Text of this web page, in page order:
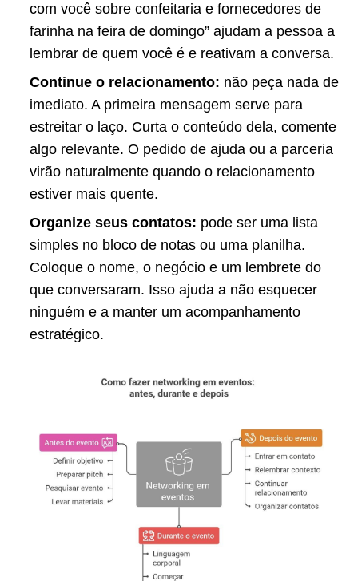
com você sobre confeitaria e fornecedores de
farinha na feira de domingo” ajudam a pessoa a
lembrar de quem você é e reativam a conversa.
Continue o relacionamento: não peça nada de
imediato. A primeira mensagem serve para
estreitar o laço. Curta o conteúdo dela, comente
algo relevante. O pedido de ajuda ou a parceria
virão naturalmente quando o relacionamento
estiver mais quente.
Organize seus contatos: pode ser uma lista
simples no bloco de notas ou uma planilha.
Coloque o nome, o negócio e um lembrete do
que conversaram. Isso ajuda a não esquecer
ninguém e a manter um acompanhamento
estratégico.